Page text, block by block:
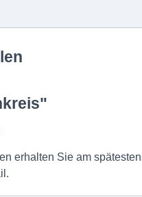
"
erhalten Sie am